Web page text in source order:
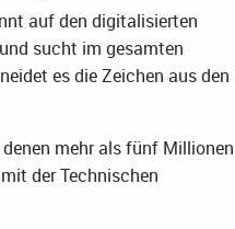
auf den digitalisierten
sucht im gesamten
es die Zeichen aus den
mehr als fünf Millionen
der Technischen